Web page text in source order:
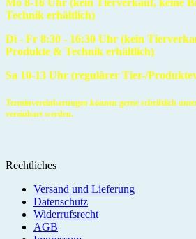
Mo 8-16 Uhr (kein Tierverkauf, keine
Technik erhältlich)
Di - Fr 8:30 - 16:30 Uhr (kein
Produkte & Technik erhältlich)
Sa 10-13 Uhr (regulärer Tier-/
Terminvereinbarungen können gerne schriftlich
vereinbart werden.
Rechtliches
Versand und Lieferung
Datenschutz
Widerrufsrecht
AGB